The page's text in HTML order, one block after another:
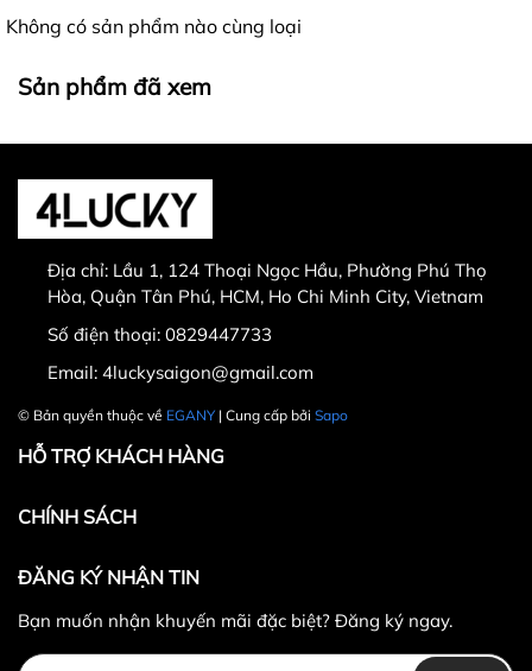
Lưu ý:
hàng nguyên mới, chất lượng, đúng với thông tin mô tả
Thời gian đổi hàng trong vòng từ
ngày nhận hàng.
Thời gian được tính từ thời điểm xuất hóa đơn.
Sản phẩm chưa qua sử dụng, không bị dơ bẩn, còn
nguyên tem mác, hộp / bao bì sản phẩm đi kèm
(nếu có).
Sản phẩm được chọn để đổi phải có
Không hoàn lại tiền thừa
phẩm đổi.
Không có sản phẩm nào cùng loại
Sản phẩm đã xem
Địa chỉ: Lầu 1, 124 Thoại Ngọc Hầu, Phường Phú Thọ
Hòa, Quận Tân Phú, HCM, Ho Chi Minh City, Vietnam
Số điện thoại: 0829447733
Email: 4luckysaigon@gmail.com
© Bản quyền thuộc về EGANY| Cung cấp bởi Sapo
HỖ TRỢ KHÁCH HÀNG
CHÍNH SÁCH
ĐĂNG KÝ NHẬN TIN
Bạn muốn nhận khuyến mãi đặc biệt? Đăng ký ngay.